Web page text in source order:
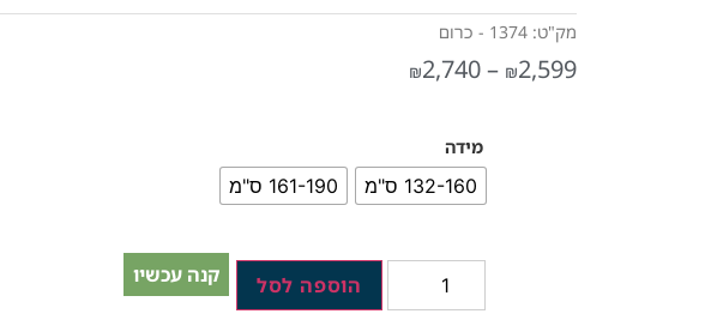
מק"ט: 1374 - כרום
₪2,599
–
₪2,740
מידה
132-160 ס"מ 161-190 ס"מ
קנה עכשיו הוספה לסל